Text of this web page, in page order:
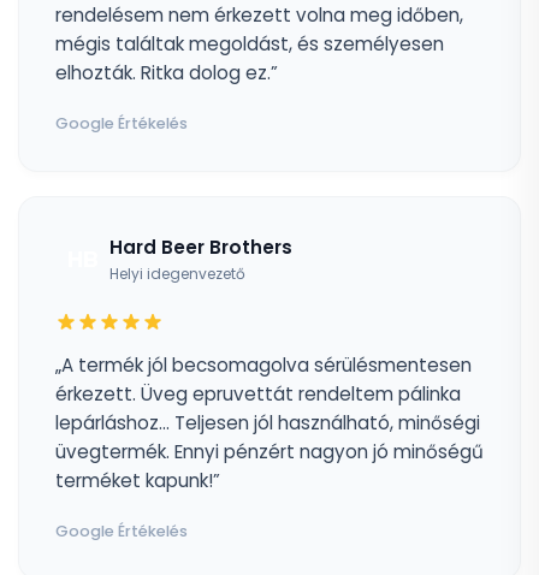
rendelésem nem érkezett volna meg időben,
mégis találtak megoldást, és személyesen
elhozták. Ritka dolog ez.”
Google Értékelés
Hard Beer Brothers
Helyi idegenvezető
„A termék jól becsomagolva sérülésmentesen
érkezett. Üveg epruvettát rendeltem pálinka
lepárláshoz... Teljesen jól használható, minőségi
üvegtermék. Ennyi pénzért nagyon jó minőségű
terméket kapunk!”
Google Értékelés